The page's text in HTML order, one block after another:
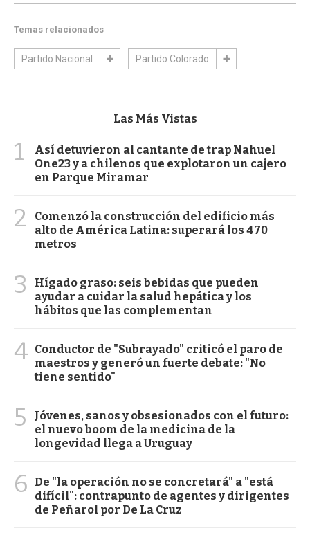
Temas relacionados
Partido Nacional Partido Colorado
Las Más Vistas
1
Así detuvieron al cantante de trap Nahuel
One23 y a chilenos que explotaron un cajero
en Parque Miramar
2
Comenzó la construcción del edificio más
alto de América Latina: superará los 470
metros
3
Hígado graso: seis bebidas que pueden
ayudar a cuidar la salud hepática y los
hábitos que las complementan
4 Conductor de "Subrayado" criticó el paro de
maestros y generó un fuerte debate: "No
tiene sentido"
5
Jóvenes, sanos y obsesionados con el futuro:
el nuevo boom de la medicina de la
longevidad llega a Uruguay
6
De "la operación no se concretará" a "está
difícil": contrapunto de agentes y dirigentes
de Peñarol por De La Cruz